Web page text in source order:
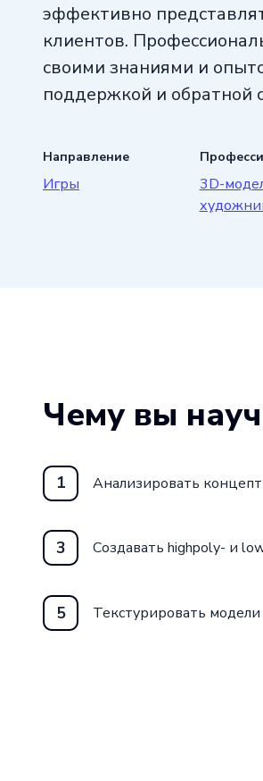
эффективно
клиентов.
своими знаниями и
поддержкой и обратной
Направление
Игры 3D-
Чему вы
1 Анализировать
3 Создавать highpoly- и
5 Текстурировать